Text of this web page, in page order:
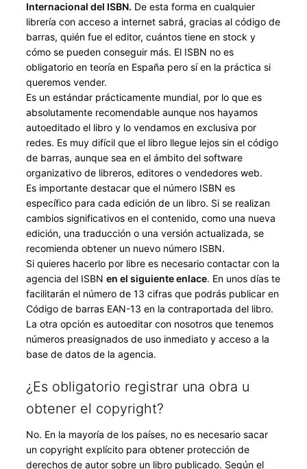
Internacional del ISBN. De esta forma en cualquier
librería con acceso a internet sabrá, gracias al código de
barras, quién fue el editor, cuántos tiene en stock y
cómo se pueden conseguir más. El ISBN no es
obligatorio en teoría en España pero sí en la práctica si
queremos vender.
Es un estándar prácticamente mundial, por lo que es
absolutamente recomendable aunque nos hayamos
autoeditado el libro y lo vendamos en exclusiva por
redes. Es muy difícil que el libro llegue lejos sin el código
de barras, aunque sea en el ámbito del software
organizativo de libreros, editores o vendedores web.
Es importante destacar que el número ISBN es
específico para cada edición de un libro. Si se realizan
cambios significativos en el contenido, como una nueva
edición, una traducción o una versión actualizada, se
recomienda obtener un nuevo número ISBN.
Si quieres hacerlo por libre es necesario contactar con la
agencia del ISBN en el siguiente enlace. En unos días te
facilitarán el número de 13 cifras que podrás publicar en
Código de barras EAN-13 en la contraportada del libro.
La otra opción es autoeditar con nosotros que tenemos
números preasignados de uso inmediato y acceso a la
base de datos de la agencia.
¿Es obligatorio registrar una obra u
obtener el copyright?
No. En la mayoría de los países, no es necesario sacar
un copyright explícito para obtener protección de
derechos de autor sobre un libro publicado. Según el